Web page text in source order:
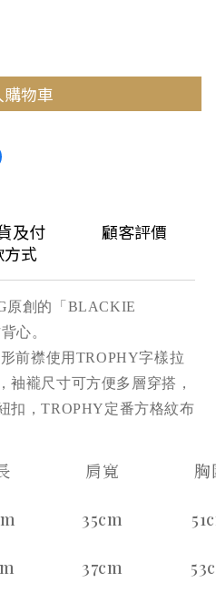
購物車
及付
方式
顧客評價
原創的「BLACKIE
心。
前襟使用TROPHY字樣拉
袖襱尺寸可方便多層穿搭，
扣，TROPHY定番方格紋布
肩寬 胸
35cm
37cm